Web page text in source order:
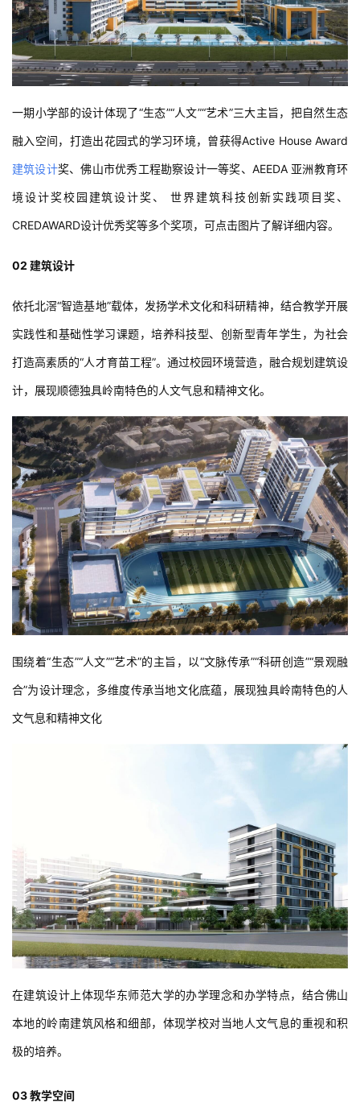
一期小学部的设计体现了“生态”“人文”“艺术”三大主旨，把自然生态
融入空间，打造出花园式的学习环境，曾获得Active House Award
建筑设计奖、佛山市优秀工程勘察设计一等奖、AEEDA 亚洲教育环
境设计奖校园建筑设计奖、 世界建筑科技创新实践项目奖、
CREDAWARD设计优秀奖等多个奖项，可点击图片了解详细内容。
02 建筑设计
依托北滘“智造基地”载体，发扬学术文化和科研精神，结合教学开展
实践性和基础性学习课题，培养科技型、创新型青年学生，为社会
打造高素质的“人才育苗工程”。通过校园环境营造，融合规划建筑设
计，展现顺德独具岭南特色的人文气息和精神文化。
围绕着“生态”“人文”“艺术”的主旨，以“文脉传承”“科研创造”“景观融
合”为设计理念，多维度传承当地文化底蕴，展现独具岭南特色的人
文气息和精神文化
在建筑设计上体现华东师范大学的办学理念和办学特点，结合佛山
本地的岭南建筑风格和细部，体现学校对当地人文气息的重视和积
极的培养。
03 教学空间